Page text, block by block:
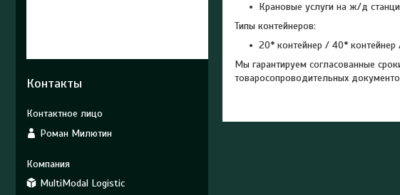
Крановые услуги на ж/д
Типы контейнеров:
20* контейнер / 40*
Мы гарантируем согласованные
товаросопроводительных
Контакты
Роман Милютин
MultiModal Logistic